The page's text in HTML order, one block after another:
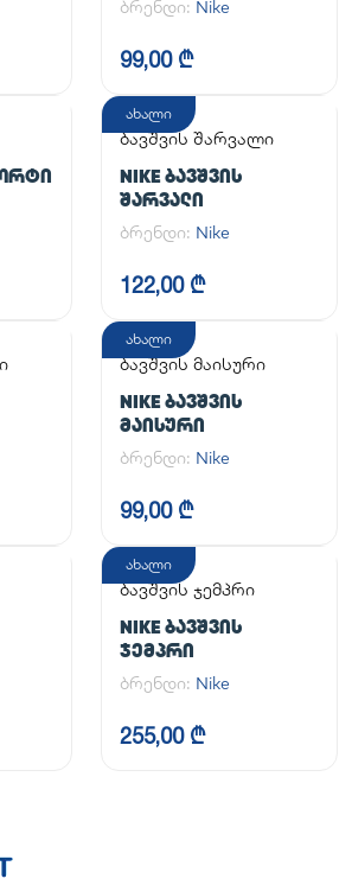
ბრენდი: Nike
99,00 ₾
ახალი
ბავშვის შარვალი
NIKE ᲑᲐᲕᲨᲕᲘᲡ
ᲨᲐᲠᲕᲐᲚᲘ
ბრენდი: Nike
122,00 ₾
ახალი
ბავშვის მაისური
NIKE ᲑᲐᲕᲨᲕᲘᲡ
ᲛᲐᲘᲡᲣᲠᲘ
ბრენდი: Nike
99,00 ₾
ახალი
ბავშვის ჯემპრი
NIKE ᲑᲐᲕᲨᲕᲘᲡ
ᲯᲔᲛᲞᲠᲘ
ბრენდი: Nike
255,00 ₾